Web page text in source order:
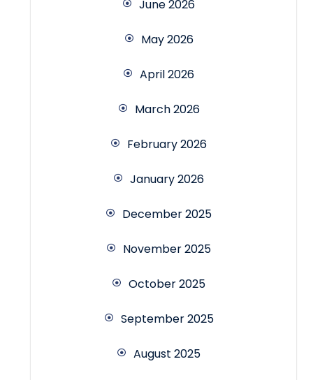
June 2026
May 2026
April 2026
March 2026
February 2026
January 2026
December 2025
November 2025
October 2025
September 2025
August 2025